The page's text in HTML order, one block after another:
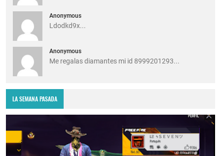
Anonymous
Ldodkd9x...
Anonymous
Me regalas diamantes mi id 8999201293...
LA SEMANA PASADA